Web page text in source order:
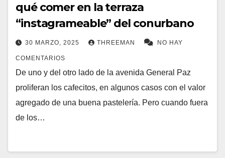
qué comer en la terraza
“instagrameable” del conurbano
30 MARZO, 2025 THREEMAN NO HAY
COMENTARIOS
De uno y del otro lado de la avenida General Paz
proliferan los cafecitos, en algunos casos con el valor
agregado de una buena pastelería. Pero cuando fuera
de los…